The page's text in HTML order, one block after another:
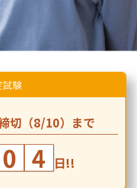
8/10）まで
4 日!!